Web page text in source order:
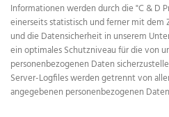
Informationen werden durch die "C & D
einerseits statistisch und ferner mit
und die Datensicherheit in unserem
ein optimales Schutzniveau für die von
personenbezogenen Daten
Server-Logfiles werden getrennt von
angegebenen personenbezogenen